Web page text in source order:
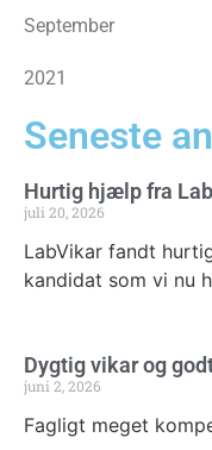
September
2021
Seneste
Hurtig hjælp fra
juli 20, 2026
LabVikar fandt
kandidat som vi nu
Dygtig vikar og
juni 2, 2026
Fagligt meget